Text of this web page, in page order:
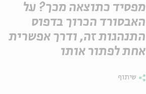
מפסיד כתוצאה מכך? על
האבסורד הכרוך בדפוס
התנהגות זה, ודרך אפשרית
אחת לפתור אותו
שיתוף